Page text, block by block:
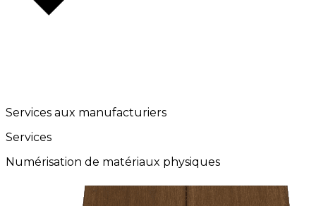
Services aux manufacturiers
Services
Numérisation de matériaux physiques